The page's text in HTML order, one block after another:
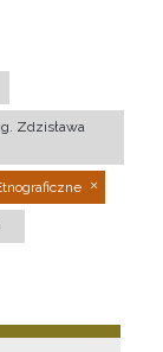
Zdzisława